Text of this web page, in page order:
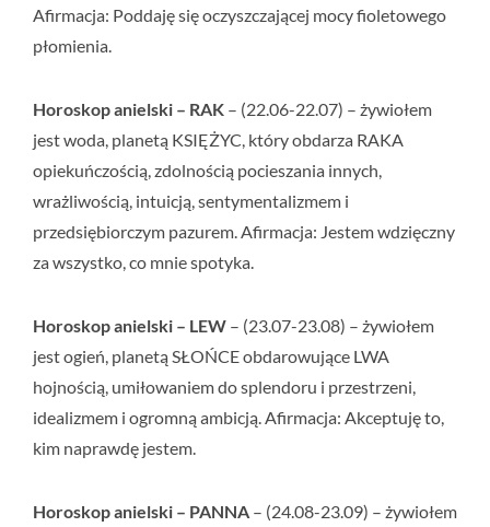
Afirmacja: Poddaję się oczyszczającej mocy fioletowego
płomienia.
Horoskop anielski – RAK – (22.06-22.07) – żywiołem
jest woda, planetą KSIĘŻYC, który obdarza RAKA
opiekuńczością, zdolnością pocieszania innych,
wrażliwością, intuicją, sentymentalizmem i
przedsiębiorczym pazurem. Afirmacja: Jestem wdzięczny
za wszystko, co mnie spotyka.
Horoskop anielski – LEW – (23.07-23.08) – żywiołem
jest ogień, planetą SŁOŃCE obdarowujące LWA
hojnością, umiłowaniem do splendoru i przestrzeni,
idealizmem i ogromną ambicją. Afirmacja: Akceptuję to,
kim naprawdę jestem.
Horoskop anielski – PANNA – (24.08-23.09) – żywiołem